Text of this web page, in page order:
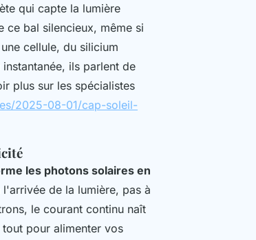
qui capte la lumière
ce bal silencieux, même si
cellule, du silicium
ils parlent de
plus sur les spécialistes
2025-08-01/cap-soleil-
les photons solaires en
de la lumière, pas à
le courant continu naît
pour alimenter vos